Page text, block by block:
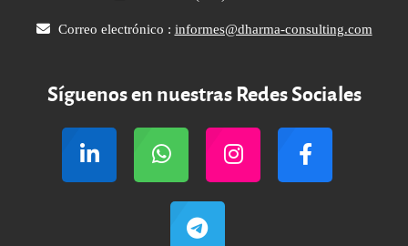
Correo electrónico : informes@dharma-consulting.com
Síguenos en nuestras Redes Sociales